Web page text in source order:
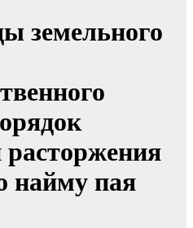
земельного
найму пая